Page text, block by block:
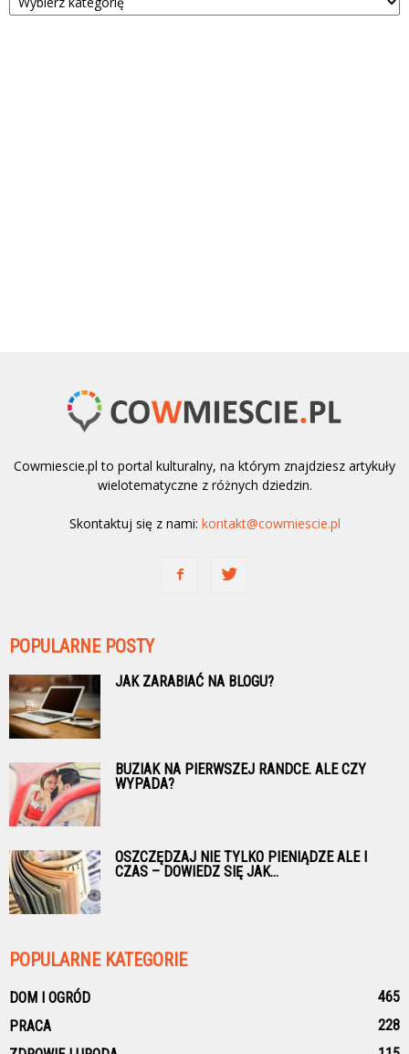
Cowmiescie.pl to portal kulturalny, na którym znajdziesz artykuły
wielotematyczne z różnych dziedzin.
Skontaktuj się z nami: kontakt@cowmiescie.pl
POPULARNE POSTY
JAK ZARABIAĆ NA BLOGU?
BUZIAK NA PIERWSZEJ RANDCE. ALE CZY
WYPADA?
OSZCZĘDZAJ NIE TYLKO PIENIĄDZE ALE I
CZAS – DOWIEDZ SIĘ JAK...
POPULARNE KATEGORIE
DOM I OGRÓD
465
PRACA
228